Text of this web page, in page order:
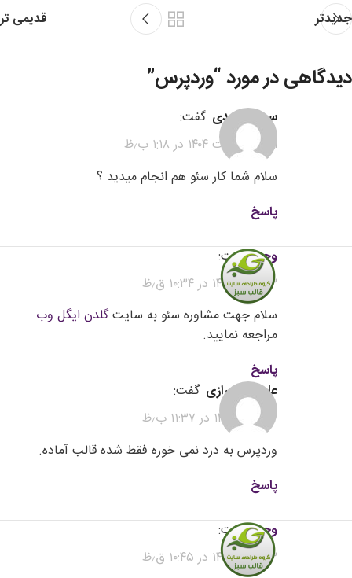
جدیدتر قدیمی تر
دیدگاهی در مورد “وردپرس”
سیما محمدی گفت:
۳۱ اردیبهشت ۱۴۰۴ در ۱:۱۸ ب٫ظ
سلام شما کار سئو هم انجام میدید ؟
پاسخ
وحید گفت:
۳ خرداد ۱۴۰۴ در ۱۰:۳۴ ق٫ظ
سلام جهت مشاوره سئو به سایتگلدن ایگل وب
مراجعه نمایید.
پاسخ
علیرضا شیرازی گفت:
۲ خرداد ۱۴۰۴ در ۱۱:۳۷ ب٫ظ
وردپرس به درد نمی خوره فقط شده قالب آماده.
پاسخ
وحید گفت:
۳ خرداد ۱۴۰۴ در ۱۰:۴۵ ق٫ظ